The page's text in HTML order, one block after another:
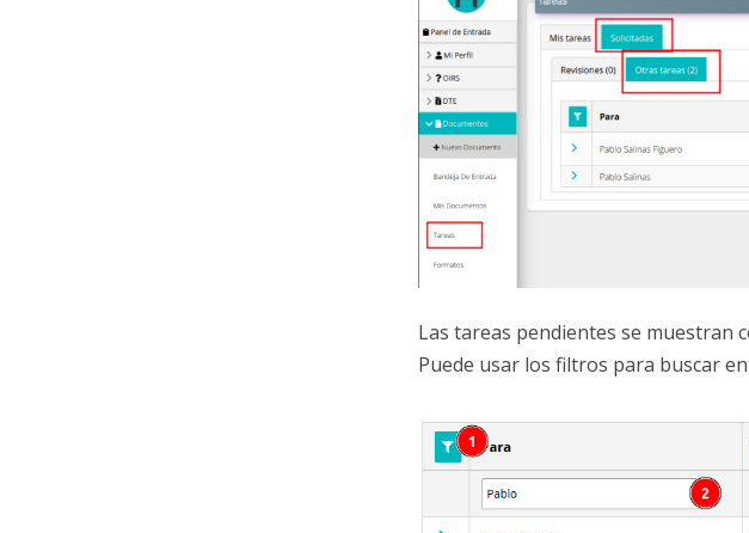
Las tareas pendientes se muestran
Puede usar los filtros para buscar